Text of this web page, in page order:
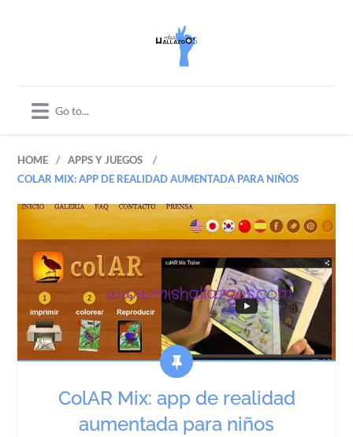
HOME / APPS Y JUEGOS /
COLAR MIX: APP DE REALIDAD AUMENTADA PARA NIÑOS
ColAR Mix: app de realidad
aumentada para niños